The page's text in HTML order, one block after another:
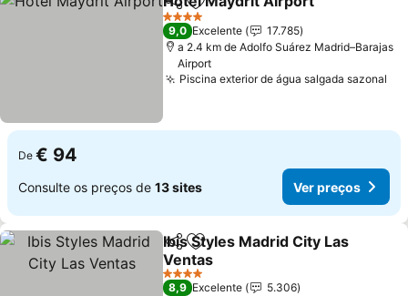
PartilharAdicionar aos favoritos
4 Estrelas
9,0 Excelente
17.785
a 2.4 km de Adolfo Suárez Madrid–Barajas
Airport
Piscina exterior de água salgada sazonal
De € 94
Consulte os preços de 13 sites Ver preços
PartilharAdicionar aos favoritos
Ibis Styles Madrid City Las
Ventas
Ver preços
4 Estrelas
8,9 Excelente
5.306